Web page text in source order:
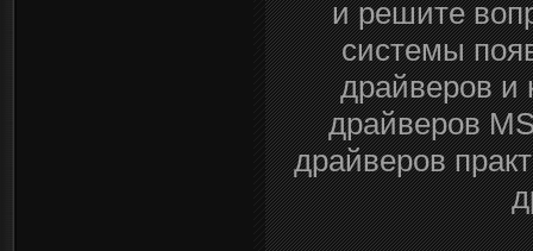
и решите
системы
драйверов и
драйверов
драйверов